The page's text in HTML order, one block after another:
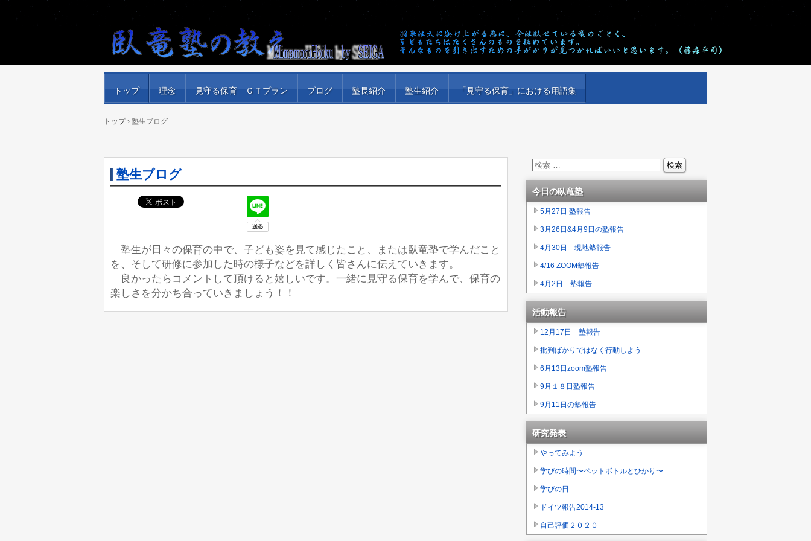
トップ 理念 見守る保育 ＧＴプラン ブログ 塾長紹介 塾生紹介 「見守る保育」における用語集
トップ › 塾生ブログ
塾生ブログ
塾生が日々の保育の中で、子ども姿を見て感じたこと、または臥竜塾で学んだこと
を、そして研修に参加した時の様子などを詳しく皆さんに伝えていきます。
良かったらコメントして頂けると嬉しいです。一緒に見守る保育を学んで、保育の
楽しさを分かち合っていきましょう！！
今日の臥竜塾
5月27日 塾報告
3月26日&4月9日の塾報告
4月30日 現地塾報告
4/16 ZOOM塾報告
4月2日 塾報告
活動報告
12月17日 塾報告
批判ばかりではなく行動しよう
6月13日zoom塾報告
9月１８日塾報告
9月11日の塾報告
研究発表
やってみよう
学びの時間〜ペットボトルとひかり〜
学びの日
ドイツ報告2014-13
自己評価２０２０